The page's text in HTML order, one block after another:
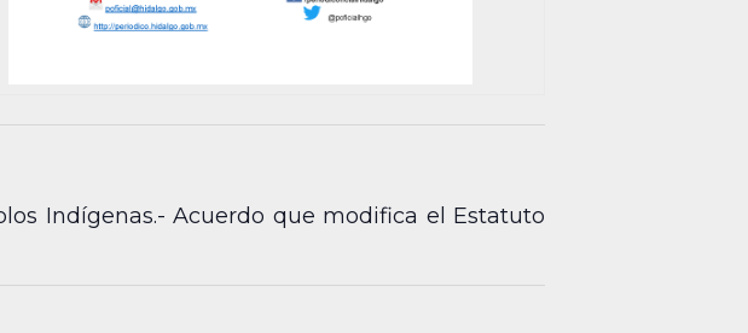
Indígenas.- Acuerdo que modifica el Estatuto